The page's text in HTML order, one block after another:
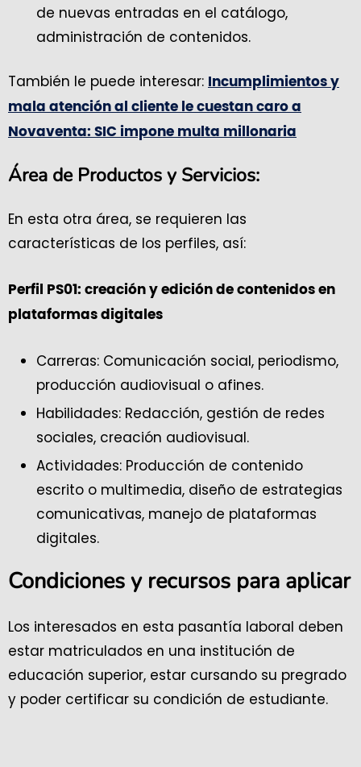
de nuevas entradas en el catálogo,
administración de contenidos.
También le puede interesar:
Incumplimientos y
mala atención al cliente le cuestan caro a
Novaventa: SIC impone multa millonaria
Área de Productos y Servicios:
En esta otra área, se requieren las
características de los perfiles, así:
Perfil PS01: creación y edición de contenidos en
plataformas digitales
Carreras: Comunicación social, periodismo,
producción audiovisual o afines.
Habilidades: Redacción, gestión de redes
sociales, creación audiovisual.
Actividades: Producción de contenido
escrito o multimedia, diseño de estrategias
comunicativas, manejo de plataformas
digitales.
Condiciones y recursos para aplicar
Los interesados en esta pasantía laboral deben
estar matriculados en una institución de
educación superior, estar cursando su pregrado
y poder certificar su condición de estudiante.